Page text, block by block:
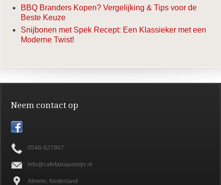
BBQ Branders Kopen? Vergelijking & Tips voor de
Beste Keuze
Snijbonen met Spek Recept: Een Klassieker met een
Moderne Twist!
Neem contact op
0546-627867
info@cafetariajasmijn.nl
Almelo, Nederland